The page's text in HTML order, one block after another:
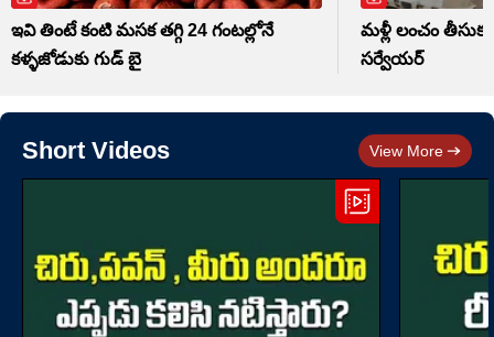
ఇవి తింటే కంటి మసక తగ్గి 24 గంటల్లోనే
కళ్ళజోడుకు గుడ్ బై
మళ్లీ లంచం
సర్వేయర్
Short Videos View More